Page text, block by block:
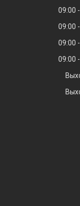
09:00
09:00
09:00
09:00